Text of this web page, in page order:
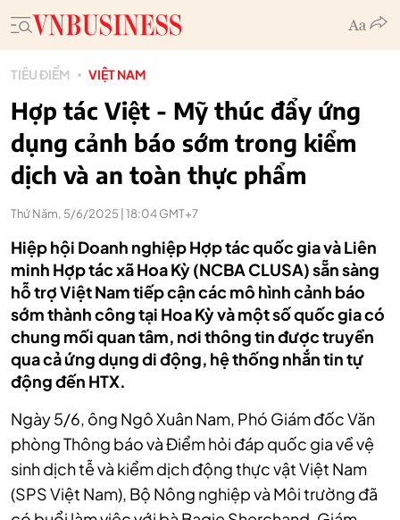
TIÊU ĐIỂM VIỆT NAM
Hợp tác Việt - Mỹ thúc đẩy ứng
dụng cảnh báo sớm trong kiểm
dịch và an toàn thực phẩm
Thứ Năm, 5/6/2025 | 18:04 GMT+7
Hiệp hội Doanh nghiệp Hợp tác quốc gia và Liên
minh Hợp tác xã Hoa Kỳ (NCBA CLUSA) sẵn sàng
hỗ trợ Việt Nam tiếp cận các mô hình cảnh báo
sớm thành công tại Hoa Kỳ và một số quốc gia có
chung mối quan tâm, nơi thông tin được truyền
qua cả ứng dụng di động, hệ thống nhắn tin tự
động đến HTX.
Ngày 5/6, ông Ngô Xuân Nam, Phó Giám đốc Văn
phòng Thông báo và Điểm hỏi đáp quốc gia về vệ
sinh dịch tễ và kiểm dịch động thực vật Việt Nam
(SPS Việt Nam), Bộ Nông nghiệp và Môi trường đã